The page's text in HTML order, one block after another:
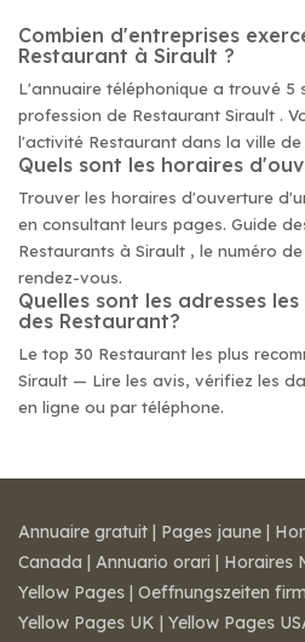
Combien d'entreprises
Restaurant à Sirault ?
L'annuaire téléphonique a trouvé 5
profession de Restaurant Sirault .
l'activité Restaurant dans la ville de
Quels sont les horaires
Trouver les horaires d'ouverture
en consultant leurs pages. Guide
Restaurants à Sirault , le numéro
rendez-vous.
Quelles sont les adresses
des Restaurant?
Le top 30 Restaurant les plus
Sirault — Lire les avis, vérifiez les
en ligne ou par téléphone.
Annuaire gratuit | Pages jaune |
Canada | Annuario orari | Horaires
Yellow Pages | Oeffnungszeiten
Yellow Pages UK | Yellow Pages